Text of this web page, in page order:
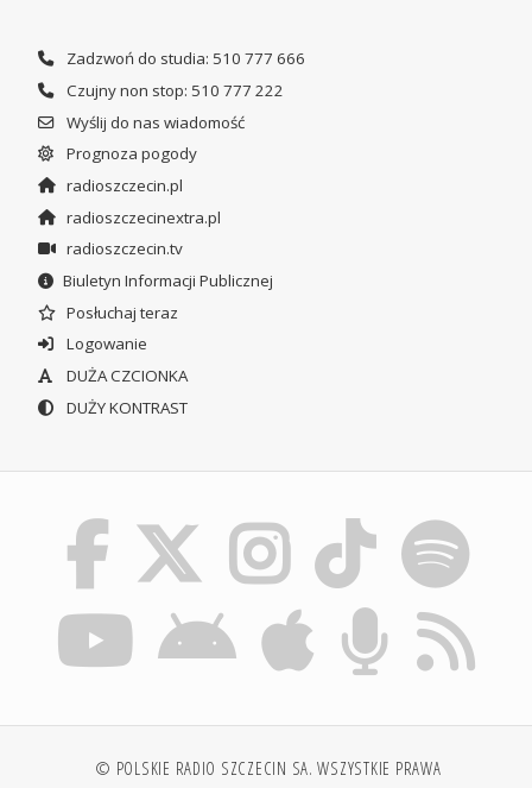
Zadzwoń do studia: 510 777 666
Czujny non stop: 510 777 222
Wyślij do nas wiadomość
Prognoza pogody
radioszczecin.pl
radioszczecinextra.pl
radioszczecin.tv
Biuletyn Informacji Publicznej
Posłuchaj teraz
Logowanie
DUŻA CZCIONKA
DUŻY KONTRAST
© POLSKIE RADIO SZCZECIN SA. WSZYSTKIE PRAWA